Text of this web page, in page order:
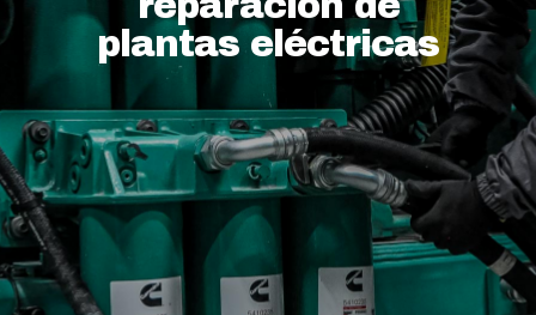
plantas eléctricas